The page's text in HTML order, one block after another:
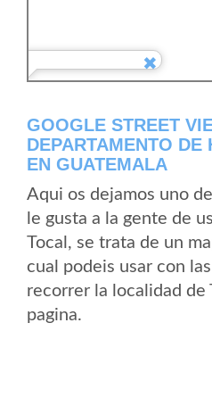
GOOGLE STREET
DEPARTAMENTO DE
EN GUATEMALA
Aqui os dejamos uno
le gusta a la gente de
Tocal, se trata de un
cual podeis usar con
recorrer la localidad de
pagina.